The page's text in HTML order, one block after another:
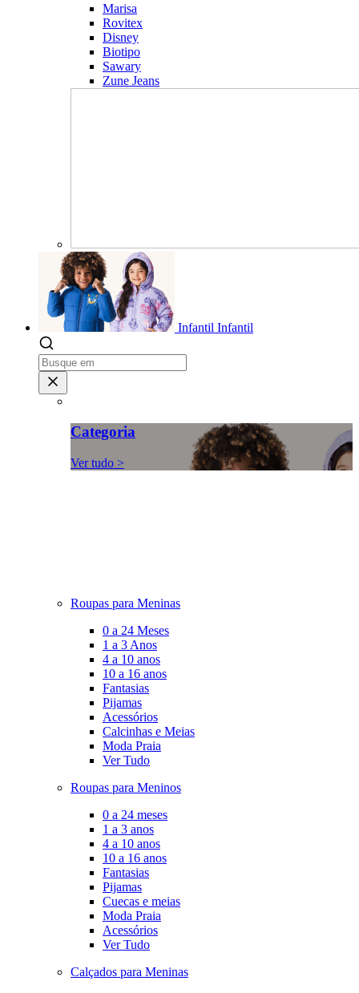
Marisa
Rovitex
Disney
Biotipo
Sawary
Zune Jeans
Infantil Infantil
Categoria
Ver tudo >
Roupas para Meninas
0 a 24 Meses
1 a 3 Anos
4 a 10 anos
10 a 16 anos
Fantasias
Pijamas
Acessórios
Calcinhas e Meias
Moda Praia
Ver Tudo
Roupas para Meninos
0 a 24 meses
1 a 3 anos
4 a 10 anos
10 a 16 anos
Fantasias
Pijamas
Cuecas e meias
Moda Praia
Acessórios
Ver Tudo
Calçados para Meninas